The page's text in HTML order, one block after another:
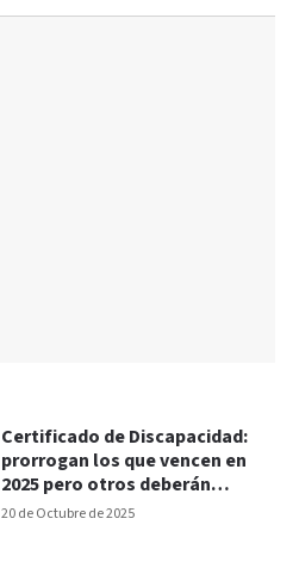
20 de Octubre de 2025
Certificado de Discapacidad:
prorrogan los que vencen en
2025 pero otros deberán
renovarse